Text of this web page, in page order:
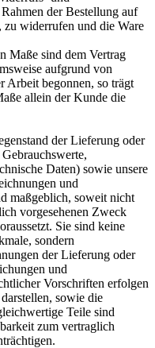
der Bestellung auf
zu widerrufen und die Ware
Maße sind dem Vertrag
aufgrund von
Arbeit begonnen, so trägt
allein der Kunde die
der Lieferung oder
Daten) sowie unsere
und
maßgeblich, soweit nicht
vorgesehenen Zweck
Sie sind keine
sondern
der Lieferung oder
und
Vorschriften erfolgen
sowie die
Teile sind
zum vertraglich